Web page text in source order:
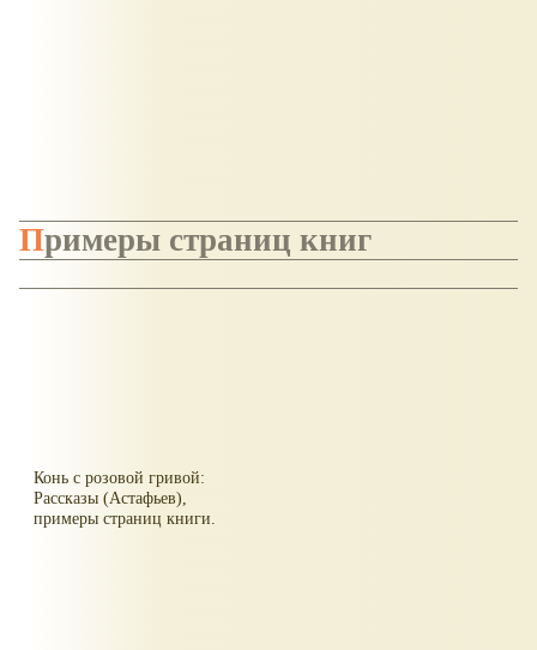
Примеры страниц книг
Конь с розовой гривой:
Рассказы (Астафьев),
примеры страниц книги.